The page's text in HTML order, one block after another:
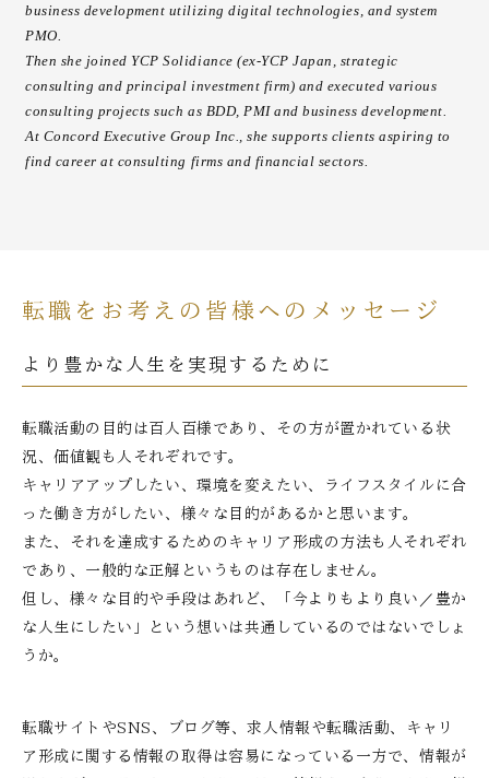
business development utilizing digital technologies, and system
PMO.
Then she joined YCP Solidiance (ex-YCP Japan, strategic
consulting and principal investment firm) and executed various
consulting projects such as BDD, PMI and business development.
At Concord Executive Group Inc., she supports clients aspiring to
find career at consulting firms and financial sectors.
転職をお考えの皆様へのメッセージ
より豊かな人生を実現するために
転職活動の目的は百人百様であり、その方が置かれている状
況、価値観も人それぞれです。
キャリアアップしたい、環境を変えたい、ライフスタイルに合
った働き方がしたい、様々な目的があるかと思います。
また、それを達成するためのキャリア形成の方法も人それぞれ
であり、一般的な正解というものは存在しません。
但し、様々な目的や手段はあれど、「今よりもより良い／豊か
な人生にしたい」という想いは共通しているのではないでしょ
うか。
転職サイトやSNS、ブログ等、求人情報や転職活動、キャリ
ア形成に関する情報の取得は容易になっている一方で、情報が